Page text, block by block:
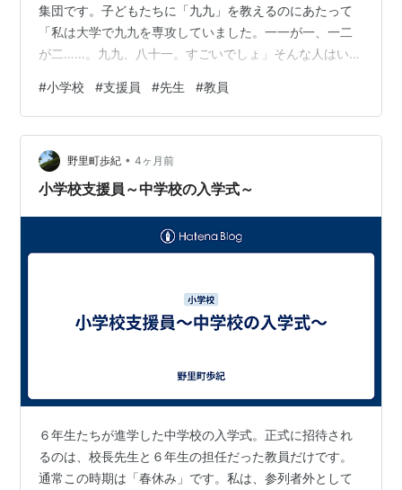
集団です。子どもたちに「九九」を教えるのにあたって
「私は大学で九九を専攻していました。一一が一、一二
が二……。九九、八十一。すごいでしょ」そんな人はいま
きます。しかし未熟な子どもたちに学問を授ける方法、
それを教わる子どもたちの心理などを学んできた証しが
「教員免許」です。 「ノーベル物理学賞」を取っても子
どもたちに理科の授業を教えることはできません。オリ
ンピック体操競技で「金メダル」を取っても体育の授業
#小学校 #支援員 #先生 #教員
野里町歩紀 • 4ヶ月前
小学校支援員～中学校の入学式～
６年生たちが進学した中学校の入学式。正式に招待され
るのは、校長先生と６年生の担任だった教員だけです。
通常この時期は「春休み」です。私は、参列者外として